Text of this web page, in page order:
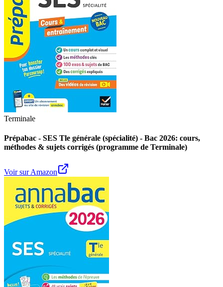
Terminale
Prépabac - SES Tle générale (spécialité) - Bac 2026: cours,
méthodes & sujets corrigés (programme de Terminale)
Voir sur Amazon